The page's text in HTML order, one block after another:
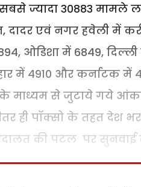
ज्यादा 30883 मामले
दादर एवं नगर हवेली में
ओडिशा में 6849,
में 4910 और कर्नाटक
के माध्यम से जुटाये गये
ही पॉक्सो के तहत देश
की पटल पर